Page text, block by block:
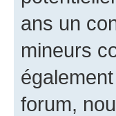
ans un
mineurs
forum,